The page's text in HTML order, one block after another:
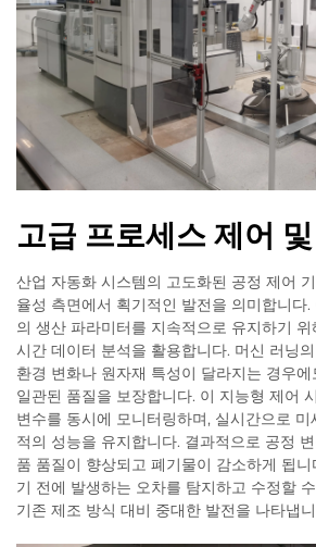
고급 프로세스 제어
산업 자동화 시스템의 고도화된 공정 제어
율성 측면에서 획기적인 발전을 의미합니다
의 생산 파라미터를 지속적으로 유지하기
시간 데이터 분석을 활용합니다. 머신 러닝
환경 변화나 원자재 특성이 달라지는 경우
일관된 품질을 보장합니다. 이 지능형 제어
변수를 동시에 모니터링하며, 실시간으로
적의 성능을 유지합니다. 결과적으로 공정
품 품질이 향상되고 폐기물이 감소하게 됩
기 전에 발생하는 오차를 탐지하고 수정할
기존 제조 방식 대비 중대한 발전을 나타냅